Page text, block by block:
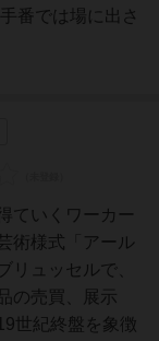
番では場に出さ
ていくワーカー
術様式「アール
リュッセルで、
の売買、展示
世紀終盤を象徴